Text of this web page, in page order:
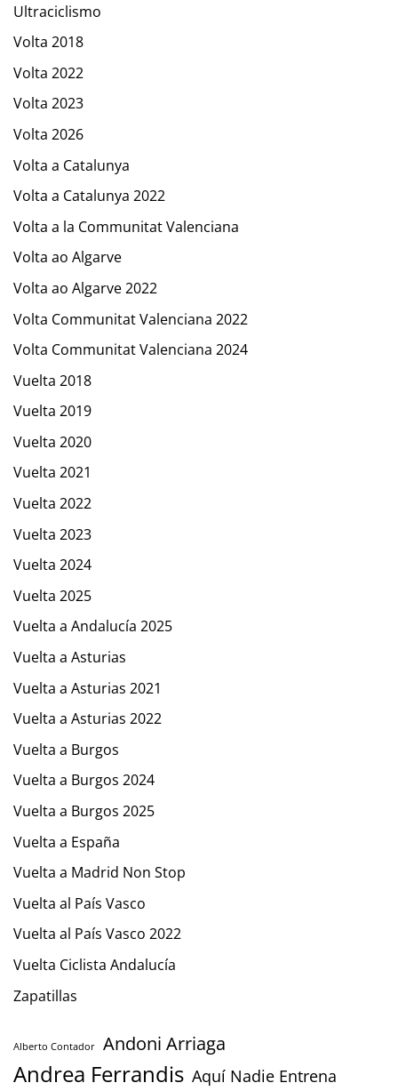
Ultraciclismo
Volta 2018
Volta 2022
Volta 2023
Volta 2026
Volta a Catalunya
Volta a Catalunya 2022
Volta a la Communitat Valenciana
Volta ao Algarve
Volta ao Algarve 2022
Volta Communitat Valenciana 2022
Volta Communitat Valenciana 2024
Vuelta 2018
Vuelta 2019
Vuelta 2020
Vuelta 2021
Vuelta 2022
Vuelta 2023
Vuelta 2024
Vuelta 2025
Vuelta a Andalucía 2025
Vuelta a Asturias
Vuelta a Asturias 2021
Vuelta a Asturias 2022
Vuelta a Burgos
Vuelta a Burgos 2024
Vuelta a Burgos 2025
Vuelta a España
Vuelta a Madrid Non Stop
Vuelta al País Vasco
Vuelta al País Vasco 2022
Vuelta Ciclista Andalucía
Zapatillas
Alberto Contador Andoni Arriaga
Andrea Ferrandis Aquí Nadie Entrena